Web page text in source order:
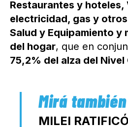
Restaurantes y hoteles,
electricidad, gas y
Salud y Equipamiento y
del hogar, que en
75,2% del alza del Nivel
MILEI